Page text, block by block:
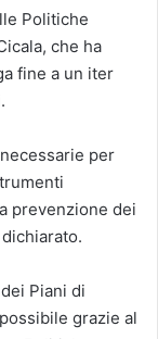
Politiche
che ha
fine a un iter
per
prevenzione dei
Piani di
grazie al